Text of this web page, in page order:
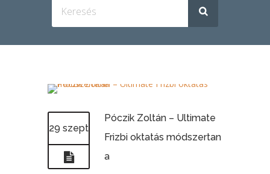
29 szept
Póczik Zoltán – Ultimate
Frizbi oktatás módszertan
a